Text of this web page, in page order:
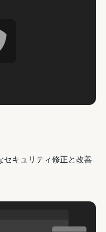
セキュリティ修正と改善